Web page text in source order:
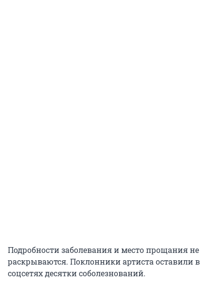
Подробности заболевания и место прощания не
раскрываются. Поклонники артиста оставили в
соцсетях десятки соболезнований.